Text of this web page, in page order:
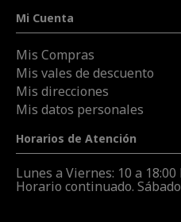
Mi Cuenta
Mis Compras
Mis vales de descuento
Mis direcciones
Mis datos personales
Horarios de Atención
Lunes a Viernes: 10 a 18:00
Horario continuado.